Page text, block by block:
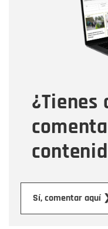
¿Tienes
Sí, comentar aquí
Correo
Tipo de
Mensaje